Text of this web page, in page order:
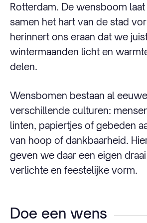
Rotterdam. De wensboom
samen het hart van de stad
herinnert ons eraan dat we
wintermaanden licht en
delen.
Wensbomen bestaan al
verschillende culturen:
linten, papiertjes of gebeden
van hoop of dankbaarheid.
geven we daar een eigen draai
verlichte en feestelijke vorm.
Doe een wens